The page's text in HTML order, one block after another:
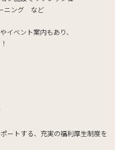
ニング など
イベント案内もあり、
ートする、充実の福利厚生制度を